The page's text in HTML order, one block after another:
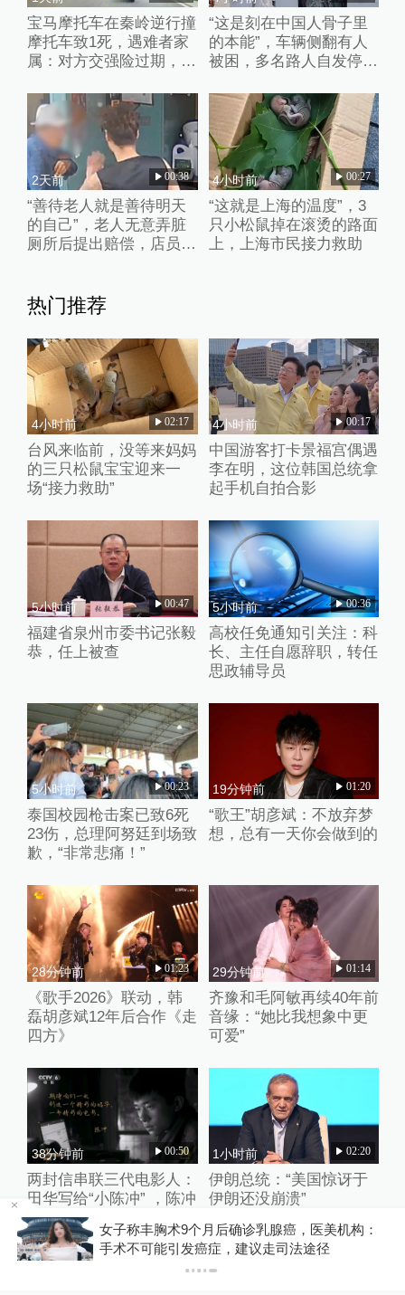
宝马摩托车在秦岭逆行撞
摩托车致1死，遇难者家
属：对方交强险过期，未
“这是刻在中国人骨子里
的本能”，车辆侧翻有人
被困，多名路人自发停车
2天前 00:38
“善待老人就是善待明天
的自己”，老人无意弄脏
厕所后提出赔偿，店员婉
4小时前 00:27
“这就是上海的温度”，3
只小松鼠掉在滚烫的路面
上，上海市民接力救助
热门推荐
4小时前 02:17
台风来临前，没等来妈妈
的三只松鼠宝宝迎来一
场“接力救助”
4小时前 00:17
中国游客打卡景福宫偶遇
李在明，这位韩国总统拿
起手机自拍合影
5小时前 00:47
福建省泉州市委书记张毅
恭，任上被查
5小时前 00:36
高校任免通知引关注：科
长、主任自愿辞职，转任
思政辅导员
5小时前 00:23
泰国校园枪击案已致6死
23伤，总理阿努廷到场致
歉，“非常悲痛！”
19分钟前 01:20
“歌王”胡彦斌：不放弃梦
想，总有一天你会做到的
28分钟前 01:23
《歌手2026》联动，韩
磊胡彦斌12年后合作《走
四方》
29分钟前 01:14
齐豫和毛阿敏再续40年前
音缘：“她比我想象中更
可爱”
38分钟前 00:50
两封信串联三代电影人：
田华写给“小陈冲” ，陈冲
寄语易烊千玺
1小时前 02:20
伊朗总统：“美国惊讶于
伊朗还没崩溃”
女子称丰胸术9个月后确诊乳腺癌，医美机构：
手术不可能引发癌症，建议走司法途径